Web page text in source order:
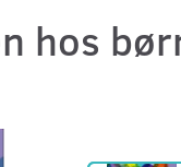
hos